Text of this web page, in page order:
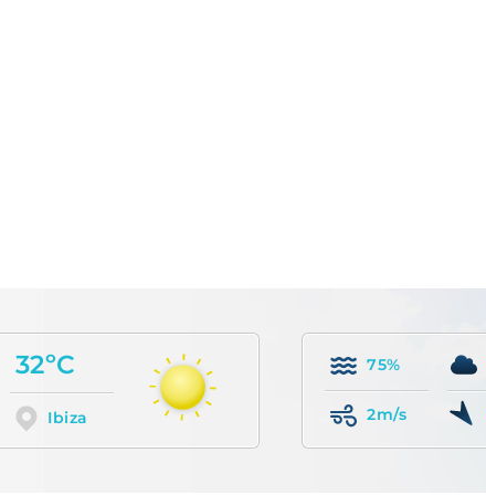
32ºC
Ibiza
75%
2m/s